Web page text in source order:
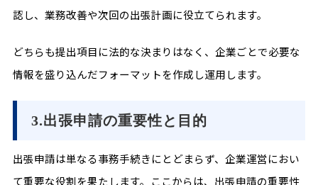
認し、業務改善や次回の出張計画に役立てられます。
どちらも提出項目に法的な決まりはなく、企業ごとで必要な
情報を盛り込んだフォーマットを作成し運用します。
3.出張申請の重要性と目的
出張申請は単なる事務手続きにとどまらず、企業運営におい
て重要な役割を果たします。ここからは、出張申請の重要性